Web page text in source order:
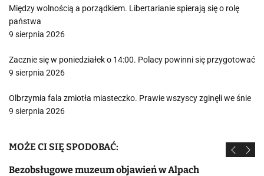
Między wolnością a porządkiem. Libertarianie spierają się o rolę
państwa
9 sierpnia 2026
Zacznie się w poniedziałek o 14:00. Polacy powinni się przygotować
9 sierpnia 2026
Olbrzymia fala zmiotła miasteczko. Prawie wszyscy zginęli we śnie
9 sierpnia 2026
MOŻE CI SIĘ SPODOBAĆ:
Bezobsługowe muzeum objawień w Alpach